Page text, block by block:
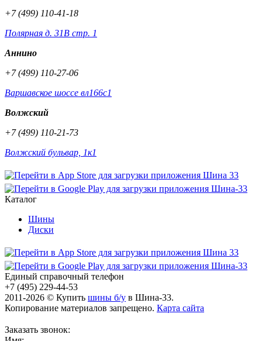
+7 (499) 110-41-18
Полярная д. 31В стр. 1
Аннино
+7 (499) 110-27-06
Варшавское шоссе вл166с1
Волжский
+7 (499) 110-21-73
Волжский бульвар, 1к1
Каталог
Шины
Диски
Единый справочный телефон
+7 (495) 229-44-53
2011-2026 © Купить шины б/у в Шина-33.
Копирование материалов запрещено. Карта сайта
Заказать звонок: